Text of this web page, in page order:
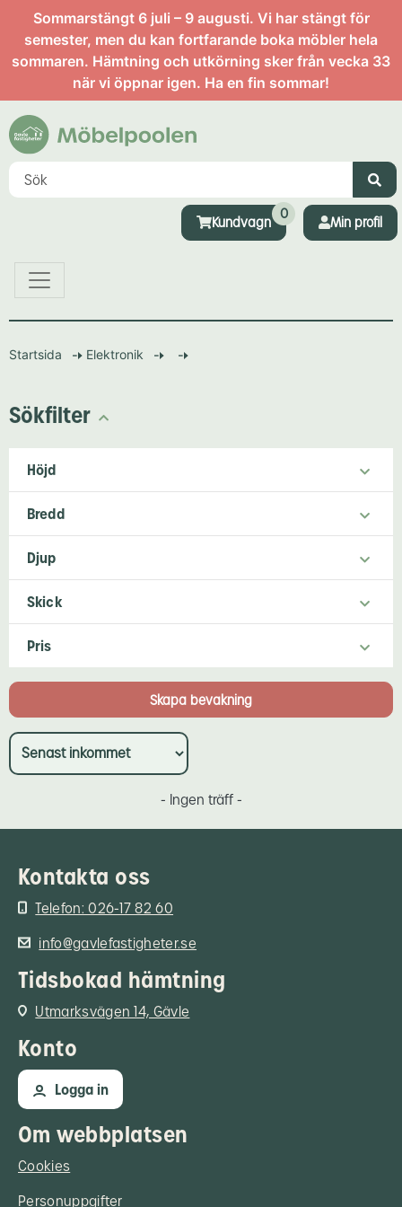
Sommarstängt 6 juli – 9 augusti. Vi har stängt för
semester, men du kan fortfarande boka möbler hela
sommaren. Hämtning och utkörning sker från vecka 33
när vi öppnar igen. Ha en fin sommar!
Kundvagn
0
Min profil
Startsida Elektronik
Sökfilter
Höjd
Bredd
Djup
Skick
Pris
- Ingen träff -
Kontakta oss
Telefon: 026-17 82 60
info@gavlefastigheter.se
Tidsbokad hämtning
Utmarksvägen 14, Gävle
Konto
Logga in
Om webbplatsen
Cookies
Personuppgifter